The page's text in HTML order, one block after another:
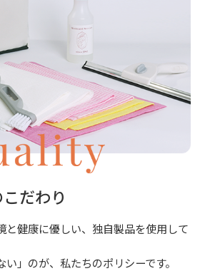
だわり
と健康に優しい、独自製品を使用して
い」のが、私たちのポリシーです。